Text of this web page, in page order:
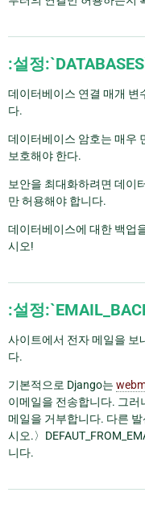
:설정
데이터베이스 연결 매개 변
다.
데이터베이스 암호는 매우
보호해야 한다.
보안을 최대화하려면 데이
만 허용해야 합니다.
데이터베이스에 대한 백업
시오!
:설정
사이트에서 전자 메일을 보
다.
기본적으로 Django는
이메일을 전송합니다. 그러
메일을 거부합니다. 다른
시오.〉
니다.